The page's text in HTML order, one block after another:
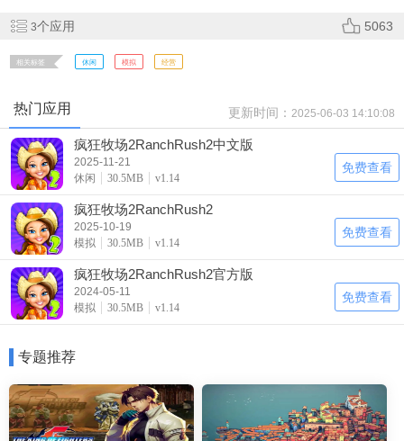
3个应用 5063
相关标签 休闲 模拟 经营
热门应用 更新时间： 2025-06-03 14:10:08
疯狂牧场2RanchRush2中文版
2025-11-21
休闲
30.5MB v1.14
免费查看
疯狂牧场2RanchRush2
2025-10-19
模拟
30.5MB v1.14
免费查看
疯狂牧场2RanchRush2官方版
2024-05-11
模拟
30.5MB v1.14
免费查看
专题推荐